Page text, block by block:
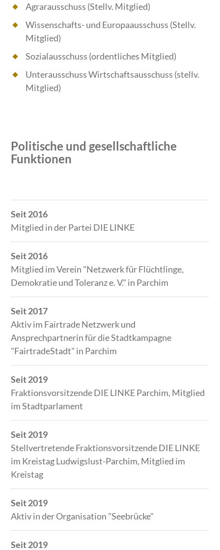
Agrarausschuss (Stellv. Mitglied)
Wissenschafts- und Europaausschuss (Stellv.
Mitglied)
Sozialausschuss (ordentliches Mitglied)
Unterausschuss Wirtschaftsausschuss (stellv.
Mitglied)
Politische und gesellschaftliche
Funktionen
Zeitraum
Tätigkeit
Seit 2016
Mitglied in der Partei DIE LINKE
Seit 2016
Mitglied im Verein "Netzwerk für Flüchtlinge,
Demokratie und Toleranz e. V." in Parchim
Seit 2017
Aktiv im Fairtrade Netzwerk und
Ansprechpartnerin für die Stadtkampagne
"FairtradeStadt" in Parchim
Seit 2019
Fraktionsvorsitzende DIE LINKE Parchim, Mitglied
im Stadtparlament
Seit 2019
Stellvertretende Fraktionsvorsitzende DIE LINKE
im Kreistag Ludwigslust-Parchim, Mitglied im
Kreistag
Seit 2019
Aktiv in der Organisation "Seebrücke"
Seit 2019